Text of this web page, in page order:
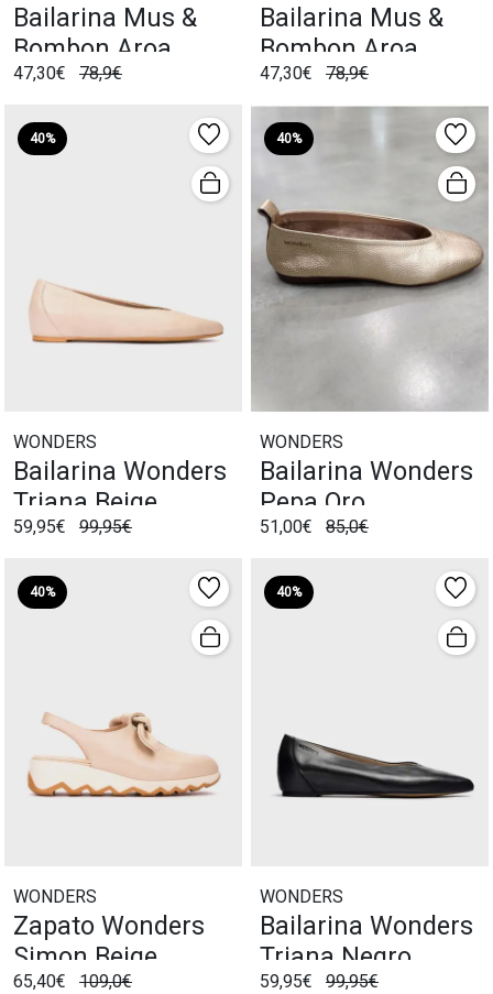
Bailarina Mus &
Bombon Aroa
Negro
47,30€ 78,9€
Bailarina Mus &
Bombon Aroa
Marrón
47,30€ 78,9€
40%
WONDERS
Bailarina Wonders
Triana Beige
59,95€ 99,95€
40%
WONDERS
Bailarina Wonders
Pepa Oro
51,00€ 85,0€
40%
WONDERS
Zapato Wonders
Simon Beige
65,40€ 109,0€
40%
WONDERS
Bailarina Wonders
Triana Negro
59,95€ 99,95€